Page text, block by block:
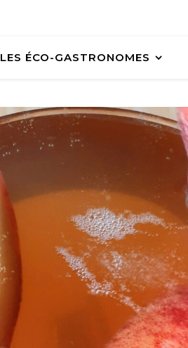
LES ÉCO-GASTRONOMES